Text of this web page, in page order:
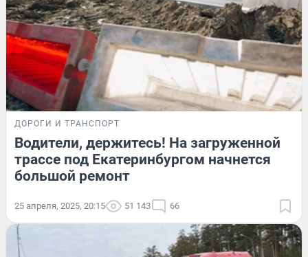
ДОРОГИ И ТРАНСПОРТ
Водители, держитесь! На загруженной
трассе под Екатеринбургом начнется
большой ремонт
25 апреля, 2025, 20:15 51 143 66